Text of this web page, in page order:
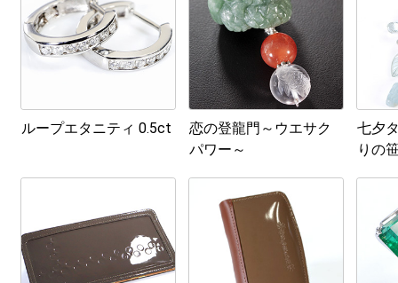
ループエタニティ 0.5ct
恋の登龍門～ウエサク
パワー～
七夕
りの